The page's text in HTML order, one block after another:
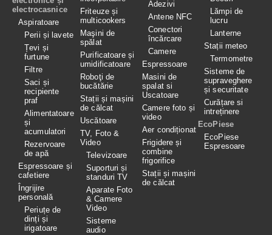
electrocasnice
Aspiratoare
Perii și lavete
Țevi și
furtune
Filtre
Saci și
recipiente
praf
Alimentatoare
și
acumulatori
Rezervoare
de apă
Espressoare și
cafetiere
Îngrijire
personală
Periuțe de
dinți și
irigatoare
Friteuze și
multicookers
Maşini de
spălat
Purificatoare și
umidificatoare
Roboţi de
bucătărie
Stații și mașini
de călcat
Uscătoare
TV, Foto &
Video
Televizoare
Suporturi și
standuri TV
Aparate Foto
& Camere
Video
Sisteme
audio
Adezivi
Antene NFC
Conectori
încărcare
Camere
Espressoare
Masini de
spalat si
Uscatoare
Camere foto și
video
Aer condiționat
Frigidere și
combine
frigorifice
Stații și mașini
de călcat
Lămpi de
lucru
Lanterne
Stații meteo
Termometre
Sisteme de
supraveghere
și securitate
Curățare si
intreținere
EcoPiese
EcoPiese
Espresoare